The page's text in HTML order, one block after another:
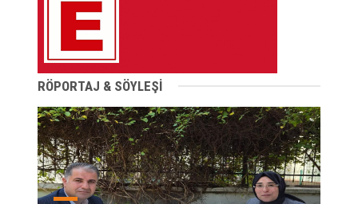
RÖPORTAJ & SÖYLEŞİ